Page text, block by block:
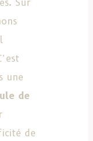
Sur
une
de
de